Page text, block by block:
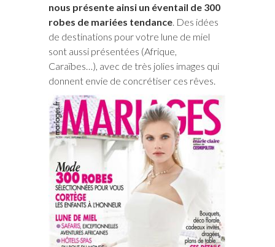
nous présente ainsi un éventail de 300
robes de mariées tendance. Des idées
de destinations pour votre lune de miel
sont aussi présentées (Afrique,
Caraïbes…), avec de très jolies images qui
donnent envie de concrétiser ces rêves.